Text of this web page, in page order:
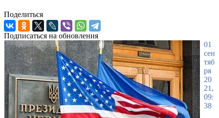
Поделиться
Подписаться на обновления
01
сен
тяб
ря
20
21,
09:
38